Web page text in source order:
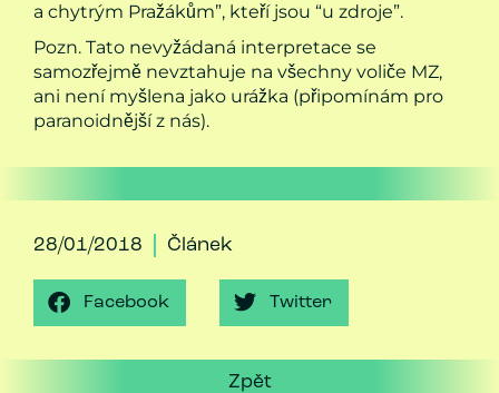
a chytrým Pražákům”, kteří jsou “u zdroje”.
Pozn. Tato nevyžádaná interpretace se
samozřejmě nevztahuje na všechny voliče MZ,
ani není myšlena jako urážka (připomínám pro
paranoidnější z nás).
28/01/2018 Článek
Facebook Twitter
Zpět